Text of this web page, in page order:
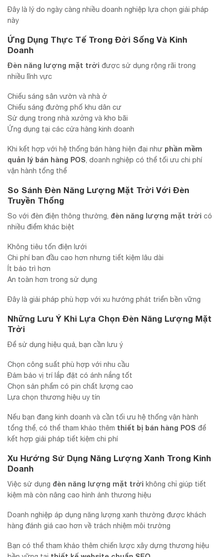
Đây là lý do ngày càng nhiều doanh nghiệp lựa chọn giải pháp
này
Ứng Dụng Thực Tế Trong Đời Sống Và Kinh
Doanh
Đèn năng lượng mặt trời được sử dụng rộng rãi trong
nhiều lĩnh vực
Chiếu sáng sân vườn và nhà ở
Chiếu sáng đường phố khu dân cư
Sử dụng trong nhà xưởng và kho bãi
Ứng dụng tại các cửa hàng kinh doanh
Khi kết hợp với hệ thống bán hàng hiện đại như phần mềm
quản lý bán hàng POS , doanh nghiệp có thể tối ưu chi phí
vận hành tổng thể
So Sánh Đèn Năng Lượng Mặt Trời Với Đèn
Truyền Thống
So với đèn điện thông thường, đèn năng lượng mặt trời có
nhiều điểm khác biệt
Không tiêu tốn điện lưới
Chi phí ban đầu cao hơn nhưng tiết kiệm lâu dài
Ít bảo trì hơn
An toàn hơn trong sử dụng
Đây là giải pháp phù hợp với xu hướng phát triển bền vững
Những Lưu Ý Khi Lựa Chọn Đèn Năng Lượng Mặt
Trời
Để sử dụng hiệu quả, bạn cần lưu ý
Chọn công suất phù hợp với nhu cầu
Đảm bảo vị trí lắp đặt có ánh nắng tốt
Chọn sản phẩm có pin chất lượng cao
Lựa chọn thương hiệu uy tín
Nếu bạn đang kinh doanh và cần tối ưu hệ thống vận hành
tổng thể, có thể tham khảo thêm thiết bị bán hàng POS để
kết hợp giải pháp tiết kiệm chi phí
Xu Hướng Sử Dụng Năng Lượng Xanh Trong Kinh
Doanh
Việc sử dụng đèn năng lượng mặt trời không chỉ giúp tiết
kiệm mà còn nâng cao hình ảnh thương hiệu
Doanh nghiệp áp dụng năng lượng xanh thường được khách
hàng đánh giá cao hơn về trách nhiệm môi trường
Bạn có thể tham khảo thêm chiến lược xây dựng thương hiệu